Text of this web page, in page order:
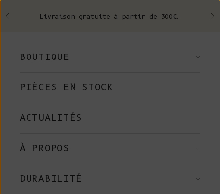
Précédent Livraison gratuite à partir de 300€.
BOUTIQUE
PIÈCES EN STOCK
ACTUALITÉS
À PROPOS
DURABILITÉ